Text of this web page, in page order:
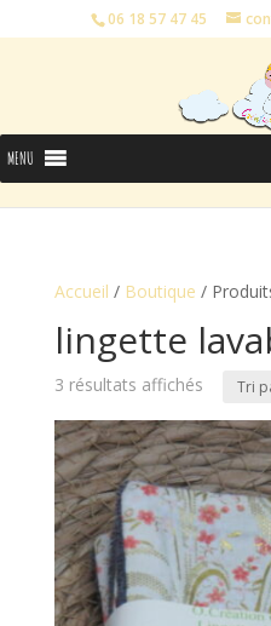
06 18 57 47 45
MENU
Accueil / Boutique /
lingette
3 résultats affichés